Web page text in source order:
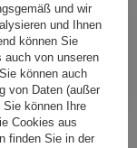
von
und wir
und Ihnen
können Sie
auch von unseren
können auch
von Daten (außer
können Ihre
Cookies aus
finden Sie in der